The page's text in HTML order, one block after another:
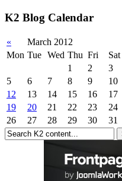
K2 Blog Calendar
« March 2012
Mon Tue Wed Thu Fri Sat
1
2 3
5
6 7 8 9 10
12
13 14 15 16 17
19
20 21 22 23 24
26
27 28 29 30 31